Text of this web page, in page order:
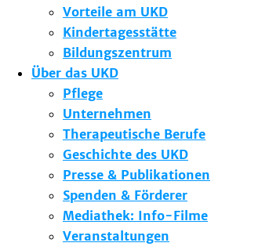
Vorteile am UKD
Kindertagesstätte
Bildungszentrum
Über das UKD
Pflege
Unternehmen
Therapeutische Berufe
Geschichte des UKD
Presse & Publikationen
Spenden & Förderer
Mediathek: Info-Filme
Veranstaltungen